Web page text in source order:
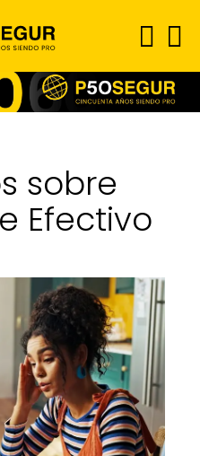
sobre
Efectivo